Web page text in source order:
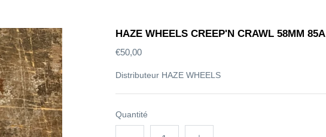
HAZE WHEELS CREEP'N CRAWL 58MM 85A
€50,00
Distributeur HAZE WHEELS
Quantité